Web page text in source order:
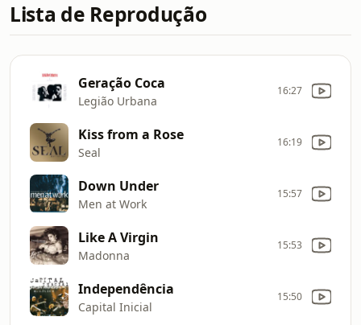
Lista de Reprodução
Geração Coca
Legião Urbana
16:27
Kiss from a Rose
Seal
16:19
Down Under
Men at Work
15:57
Like A Virgin
Madonna
15:53
Independência
Capital Inicial
15:50